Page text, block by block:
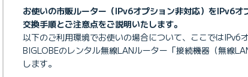
お使いの市販ルーター（IPv6オプション非対応）をIPv6オ
交換手順とご注意点をご説明いたします。
以下のご利用環境でお使いの場合について、ここではIPv6
BIGLOBEのレンタル無線LANルーター「接続機器（無線
します。